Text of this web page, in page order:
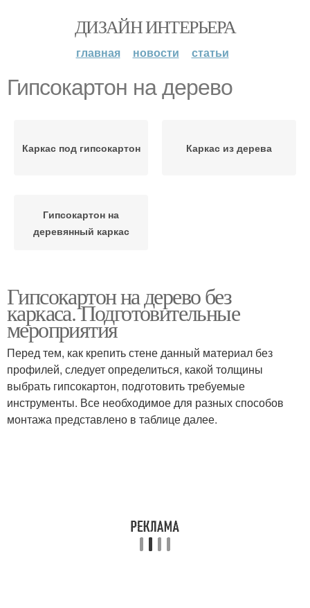
ДИЗАЙН ИНТЕРЬЕРА
главная новости статьи
Гипсокартон на дерево
Каркас под гипсокартон Каркас из дерева
Гипсокартон на
деревянный каркас
Гипсокартон на дерево без
каркаса. Подготовительные
мероприятия
Перед тем, как крепить стене данный материал без
профилей, следует определиться, какой толщины
выбрать гипсокартон, подготовить требуемые
инструменты. Все необходимое для разных способов
монтажа представлено в таблице далее.